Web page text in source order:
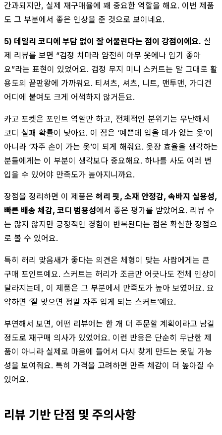
간과되지만, 실제 재구매율에 꽤 중요한 역할을 해요. 이번 제품
도 그 부분에서 좋은 인상을 준 것으로 보이네요.
5) 데일리 코디에 부담 없이 잘 어울린다는 점이 강점이에요. 실
제 리뷰를 보면 “검정 치마라 얌전히 아무 옷에나 입기 좋아
요”라는 표현이 있었어요. 검정 무지 미니 스커트는 말 그대로 활
용도의 끝판왕에 가까워요. 티셔츠, 셔츠, 니트, 맨투맨, 가디건
어디에 붙여도 크게 어색하지 않거든요.
카고 포켓은 포인트 역할만 하고, 전체적인 분위기는 무난해서
코디 실패 확률이 낮아요. 이 점은 ‘예쁜데 입을 데가 없는 옷’이
아니라 ‘자주 손이 가는 옷’이 되게 해줘요. 옷장 효율을 생각하는
분들에게는 이 부분이 생각보다 중요해요. 하나를 사도 여러 번
입을 수 있어야 만족도가 높아지니까요.
장점을 정리하면 이 제품은 허리 핏, 소재 안정감, 속바지 실용성,
빠른 배송 체감, 코디 범용성에서 좋은 평가를 받았어요. 리뷰 수
는 많지 않지만 긍정적인 경험이 반복된다는 점은 확실한 장점으
로 볼 수 있어요.
특히 허리 맞음새가 좋다는 의견은 체형이 맞는 사람에게는 큰
구매 포인트예요. 스커트는 허리가 조금만 어긋나도 전체 인상이
달라지는데, 이 제품은 그 부분에서 만족도가 높아 보였어요. 요
약하면 ‘잘 맞으면 정말 자주 입게 되는 스커트’예요.
부연해서 보면, 어떤 리뷰어는 한 개 더 주문할 계획이라고 남길
정도로 재구매 의사가 있었어요. 이런 반응은 단순히 무난한 제
품이 아니라 실제로 마음에 들어서 다시 찾게 만드는 옷일 가능
성을 보여줘요. 특히 가격을 고려하면 만족 체감이 더 높아질 수
있어요.
리뷰 기반 단점 및 주의사항